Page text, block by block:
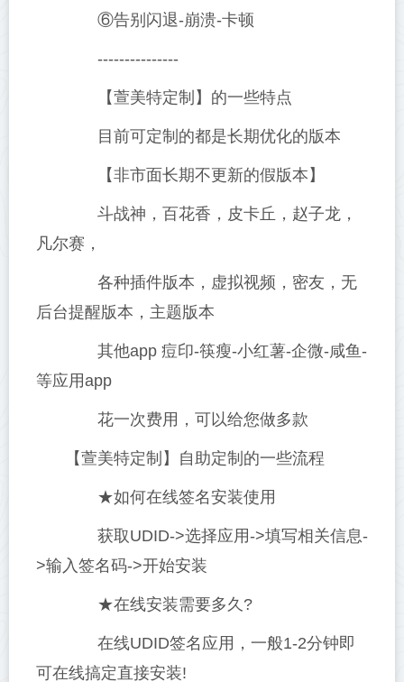
⑥告别闪退-崩溃-卡顿
---------------
【萱美特定制】的一些特点
目前可定制的都是长期优化的版本
【非市面长期不更新的假版本】
斗战神，百花香，皮卡丘，赵子龙，
凡尔赛，
各种插件版本，虚拟视频，密友，无
后台提醒版本，主题版本
其他app 痘印-筷瘦-小红薯-企微-咸鱼-
等应用app
花一次费用，可以给您做多款
【萱美特定制】自助定制的一些流程
★如何在线签名安装使用
获取UDID->选择应用->填写相关信息-
>输入签名码->开始安装
★在线安装需要多久?
在线UDID签名应用，一般1-2分钟即
可在线搞定直接安装!